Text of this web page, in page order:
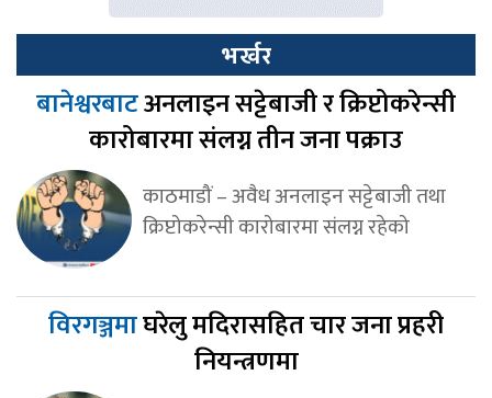
भर्खर
बानेश्वरबाटअनलाइन सट्टेबाजी र क्रिप्टोकरेन्सी
कारोबारमा संलग्न तीन जना पक्राउ
काठमाडौं – अवैध अनलाइन सट्टेबाजी तथा
क्रिप्टोकरेन्सी कारोबारमा संलग्न रहेको
विरगञ्जमाघरेलु मदिरासहित चार जना प्रहरी
नियन्त्रणमा